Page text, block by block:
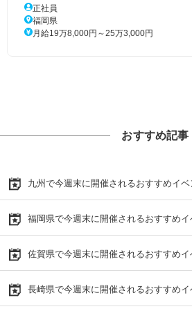
正社員
福岡県
月給19万8,000円～25万3,000円
おすすめ記事
九州で今週末に開催されるおすすめイベ
福岡県で今週末に開催されるおすすめイ
佐賀県で今週末に開催されるおすすめイ
長崎県で今週末に開催されるおすすめイ